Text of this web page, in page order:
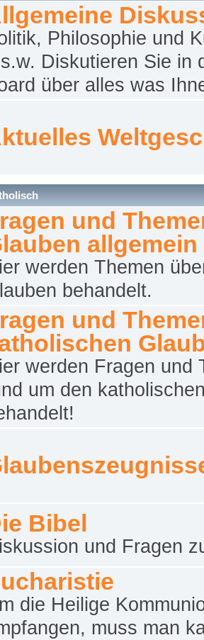
Philosophie und
Diskutieren Sie in
über alles was
und
allgemein
werden Themen
behandelt.
und
werden Fragen und
um den
Bibel
und Fragen
die Heilige
muss man